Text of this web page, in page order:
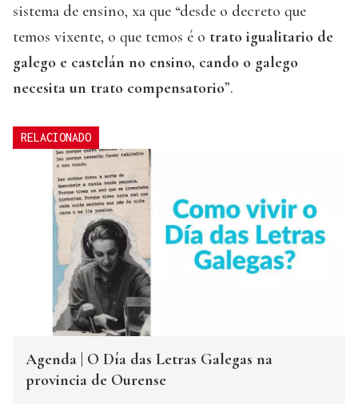
sistema de ensino, xa que “desde o decreto que
temos vixente, o que temos é o trato igualitario de
galego e castelán no ensino, cando o galego
necesita un trato compensatorio”.
RELACIONADO
Agenda | O Día das Letras Galegas na
provincia de Ourense